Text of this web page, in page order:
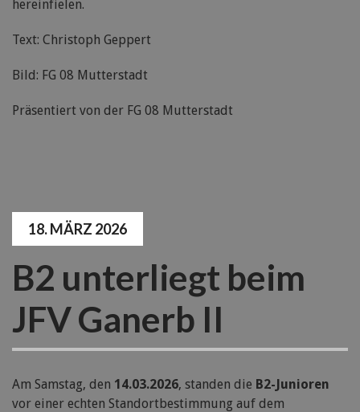
hereinfielen.
Text: Christoph Geppert
Bild: FG 08 Mutterstadt
Präsentiert von der FG 08 Mutterstadt
18. MÄRZ 2026
B2 unterliegt beim
JFV Ganerb II
Am Samstag, den 14.03.2026, standen die B2-Junioren
vor einer echten Standortbestimmung auf dem